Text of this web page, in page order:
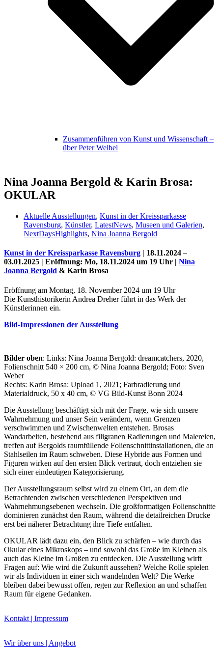
Zusammenführen von Kunst und Wissenschaft –
über Peter Weibel
Uli Rothfuss
Buchtipps von Prof. Uli Rothfuss
Harald Schwiers
Buchbesprechungen von Harald Schwiers
Haralds Streifzüge
Kunstausflüge mit Sigrid Balke
Marc Peschke – Out of The Länd
Hausbesuche
Nina Joanna Bergold & Karin Brosa:
OKULAR
Aktuelle Ausstellungen, Kunst in der Kreissparkasse
Ravensburg, Künstler, LatestNews, Museen und Galerien,
NextDaysHighlights, Nina Joanna Bergold
Kunst in der Kreissparkasse Ravensburg | 18.11.2024 –
03.01.2025 | Eröffnung: Mo, 18.11.2024 um 19 Uhr | Nina
Joanna Bergold & Karin Brosa
Eröffnung am Montag, 18. November 2024 um 19 Uhr
Die Kunsthistorikerin Andrea Dreher führt in das Werk der
Künstlerinnen ein.
Bild-Impressionen der Ausstellung
Bilder oben: Links: Nina Joanna Bergold: dreamcatchers, 2020,
Folienschnitt 540 × 200 cm, © Nina Joanna Bergold; Foto: Sven
Weber
Rechts: Karin Brosa: Upload 1, 2021; Farbradierung und
Materialdruck, 50 x 40 cm, © VG Bild-Kunst Bonn 2024
Die Ausstellung beschäftigt sich mit der Frage, wie sich unsere
Wahrnehmung und unser Sein verändern, wenn Grenzen
verschwimmen und Zwischenwelten entstehen. Brosas
Wandarbeiten, bestehend aus filigranen Radierungen und Malereien,
treffen auf Bergolds raumfüllende Folienschnittinstallationen, die an
Stahlseilen im Raum schweben. Diese Hybride aus Formen und
Figuren wirken auf den ersten Blick vertraut, doch entziehen sie
sich einer eindeutigen Kategorisierung.
Der Ausstellungsraum selbst wird zu einem Ort, an dem die
Betrachtenden zwischen verschiedenen Perspektiven und
Wahrnehmungsebenen wechseln. Die großformatigen Folienschnitte
dominieren zunächst den Raum, während die detailreichen Drucke
erst bei näherer Betrachtung ihre Tiefe entfalten.
OKULAR lädt dazu ein, den Blick zu schärfen – wie durch das
Okular eines Mikroskops – und sowohl das Große im Kleinen als
auch das Kleine im Großen zu entdecken. Die Ausstellung wirft
Fragen auf: Wie wird die Zukunft aussehen? Welche Rolle spielen
wir als Individuen in einer sich wandelnden Welt? Die Werke
bleiben dabei bewusst offen, regen zur Reflexion an und schaffen
Raum für eigene Gedanken.
Kontakt | Impressum
Wir über uns | Angebot